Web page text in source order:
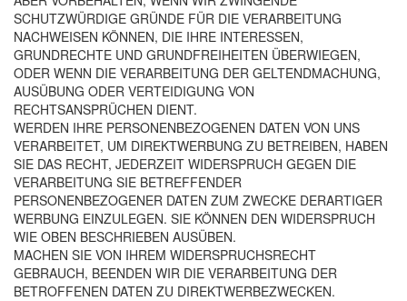
SCHUTZWÜRDIGE GRÜNDE FÜR DIE VERARBEITUNG
NACHWEISEN KÖNNEN, DIE IHRE INTERESSEN,
GRUNDRECHTE UND GRUNDFREIHEITEN ÜBERWIEGEN,
ODER WENN DIE VERARBEITUNG DER GELTENDMACHUNG,
AUSÜBUNG ODER VERTEIDIGUNG VON
RECHTSANSPRÜCHEN DIENT.
WERDEN IHRE PERSONENBEZOGENEN DATEN VON UNS
VERARBEITET, UM DIREKTWERBUNG ZU BETREIBEN, HABEN
SIE DAS RECHT, JEDERZEIT WIDERSPRUCH GEGEN DIE
VERARBEITUNG SIE BETREFFENDER
PERSONENBEZOGENER DATEN ZUM ZWECKE DERARTIGER
WERBUNG EINZULEGEN. SIE KÖNNEN DEN WIDERSPRUCH
WIE OBEN BESCHRIEBEN AUSÜBEN.
MACHEN SIE VON IHREM WIDERSPRUCHSRECHT
GEBRAUCH, BEENDEN WIR DIE VERARBEITUNG DER
BETROFFENEN DATEN ZU DIREKTWERBEZWECKEN.